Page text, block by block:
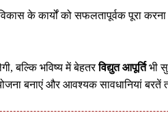
के कार्यों को सफलतापूर्वक पूरा
बल्कि भविष्य में बेहतरविद्युत आपूर्तिभी
बनाएं और आवश्यक सावधानियां बरतें